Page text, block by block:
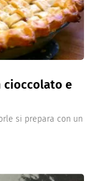
e
si prepara con un